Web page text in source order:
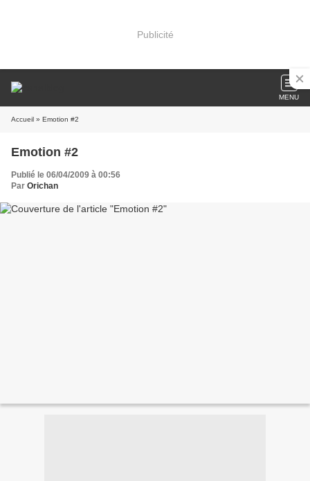
Publicité
MENU
Accueil » Emotion #2
Emotion #2
Publié le 06/04/2009 à 00:56
Par Orichan